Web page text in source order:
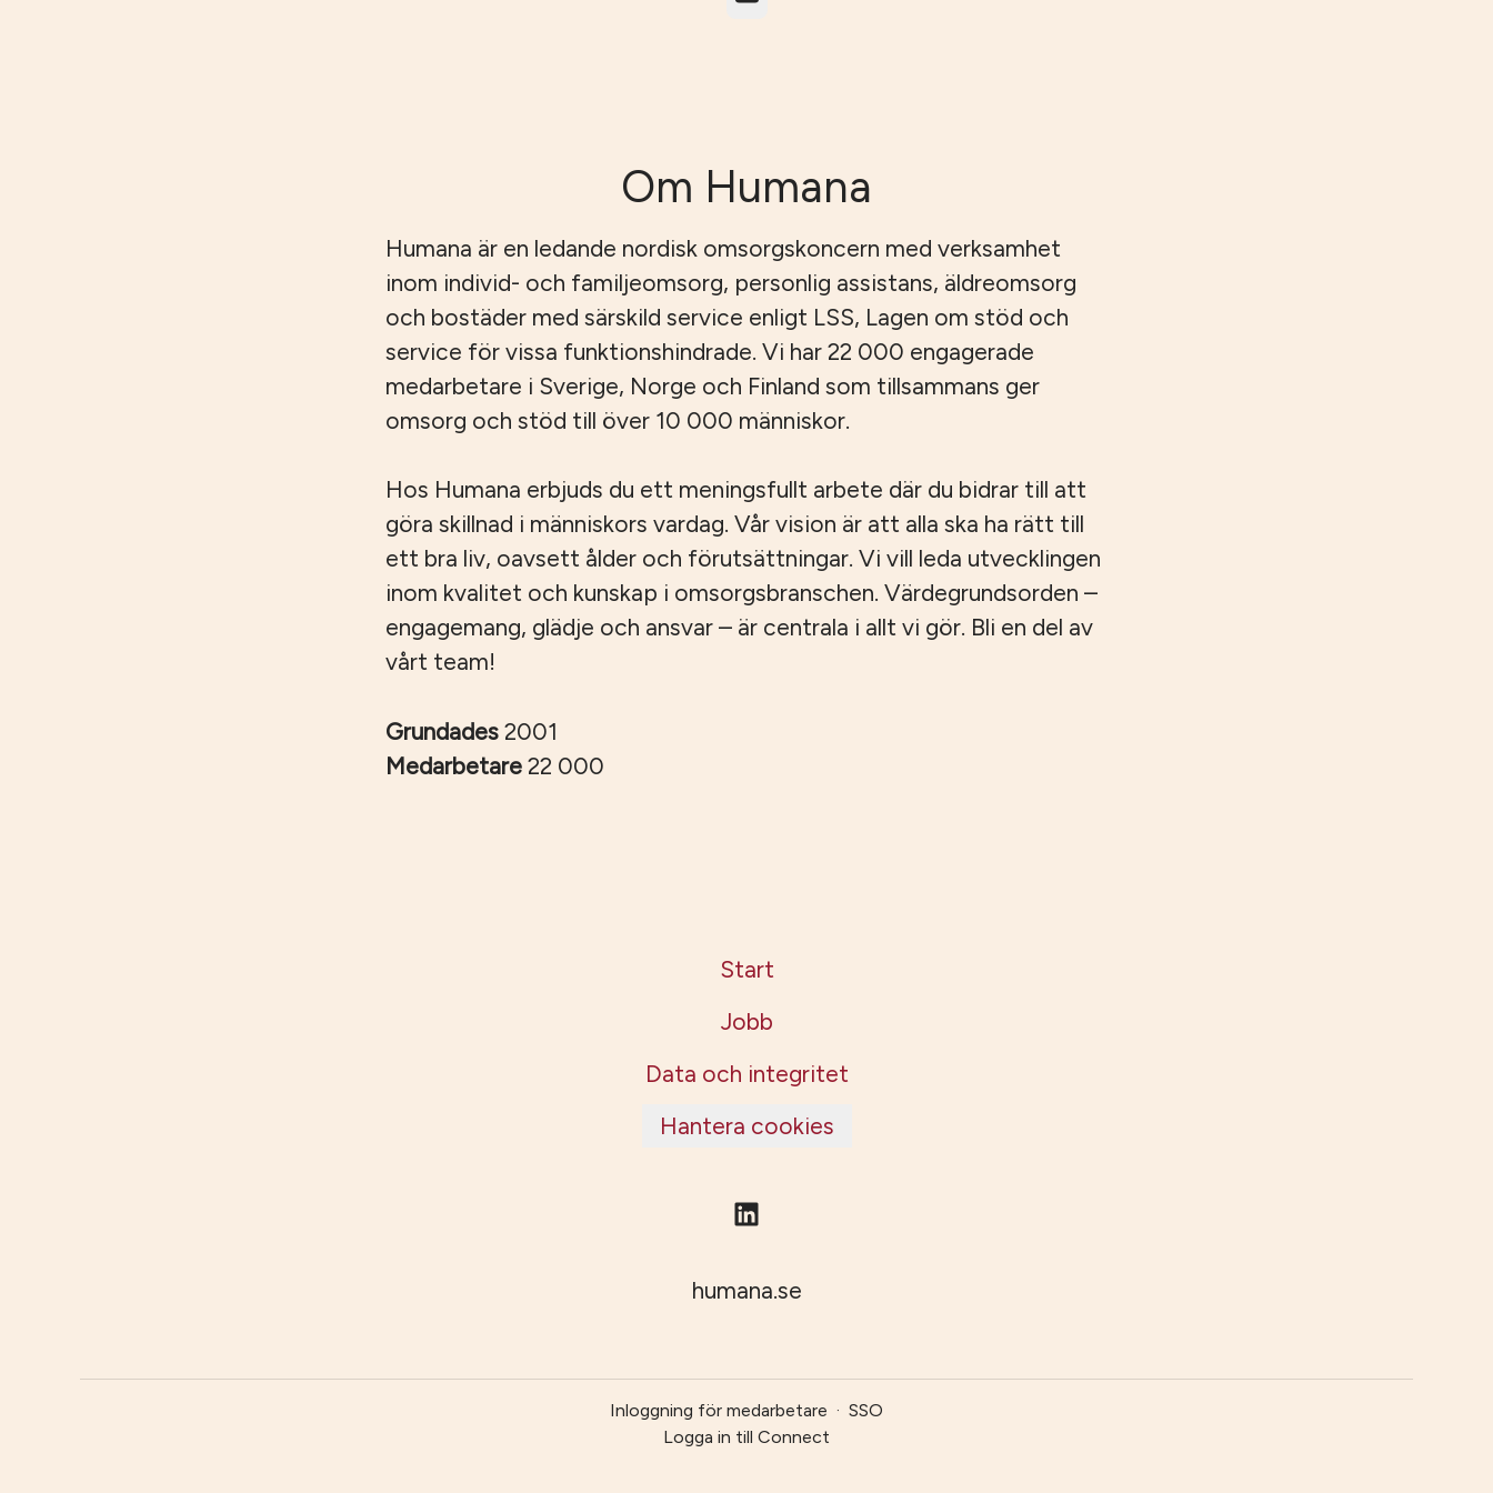
Om Humana
Humana är en ledande nordisk omsorgskoncern med verksamhet
inom individ- och familjeomsorg, personlig assistans, äldreomsorg
och bostäder med särskild service enligt LSS, Lagen om stöd och
service för vissa funktionshindrade. Vi har 22 000 engagerade
medarbetare i Sverige, Norge och Finland som tillsammans ger
omsorg och stöd till över 10 000 människor.
Hos Humana erbjuds du ett meningsfullt arbete där du bidrar till att
göra skillnad i människors vardag. Vår vision är att alla ska ha rätt till
ett bra liv, oavsett ålder och förutsättningar. Vi vill leda utvecklingen
inom kvalitet och kunskap i omsorgsbranschen. Värdegrundsorden –
engagemang, glädje och ansvar – är centrala i allt vi gör. Bli en del av
vårt team!
Grundades 2001
Medarbetare 22 000
Start
Jobb
Data och integritet
Hantera cookies
humana.se
Inloggning för medarbetare · SSO
Logga in till Connect